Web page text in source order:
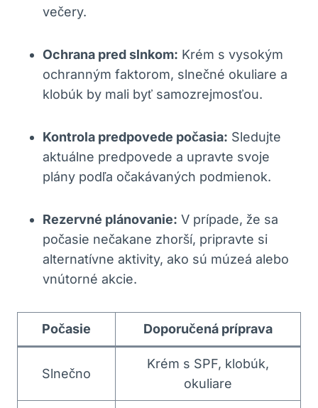
večery.
Ochrana pred slnkom: Krém s vysokým
ochranným faktorom, slnečné okuliare a
klobúk by mali byť samozrejmosťou.
Kontrola predpovede počasia: Sledujte
aktuálne predpovede a upravte svoje
plány podľa očakávaných podmienok.
Rezervné plánovanie: V prípade, že sa
počasie nečakane zhorší, pripravte si
alternatívne aktivity, ako sú múzeá alebo
vnútorné akcie.
Počasie Doporučená príprava
Slnečno
Krém s SPF, klobúk,
okuliare